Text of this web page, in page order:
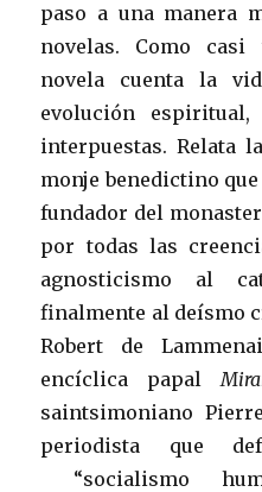
paso a una manera
novelas. Como casi
novela cuenta la
evolución
interpuestas. Relata
monje benedictino
fundador del
por todas las
agnosticismo al
finalmente al deísmo
Robert de
encíclica papal
saintsimoniano
periodista que
“socialismo